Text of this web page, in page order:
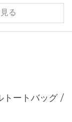
る
トートバッグ /